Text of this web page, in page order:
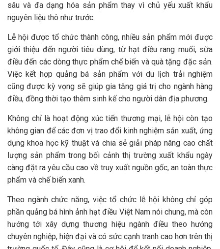
sâu và đa dạng hóa sản phẩm thay vì chủ yếu xuất khẩu
nguyên liệu thô như trước.
Lễ hội được tổ chức thành công, nhiều sản phẩm mới được
giới thiệu đến người tiêu dùng, từ hạt điều rang muối, sữa
điều đến các dòng thực phẩm chế biến và quà tặng đặc sản.
Việc kết hợp quảng bá sản phẩm với du lịch trải nghiệm
cũng được kỳ vọng sẽ giúp gia tăng giá trị cho ngành hàng
điều, đồng thời tạo thêm sinh kế cho người dân địa phương.
Không chỉ là hoạt động xúc tiến thương mại, lễ hội còn tạo
không gian để các đơn vị trao đổi kinh nghiệm sản xuất, ứng
dụng khoa học kỹ thuật và chia sẻ giải pháp nâng cao chất
lượng sản phẩm trong bối cảnh thị trường xuất khẩu ngày
càng đặt ra yêu cầu cao về truy xuất nguồn gốc, an toàn thực
phẩm và chế biến xanh.
Theo ngành chức năng, việc tổ chức lễ hội không chỉ góp
phần quảng bá hình ảnh hạt điều Việt Nam nói chung, mà còn
hướng tới xây dựng thương hiệu ngành điều theo hướng
chuyên nghiệp, hiện đại và có sức cạnh tranh cao hơn trên thị